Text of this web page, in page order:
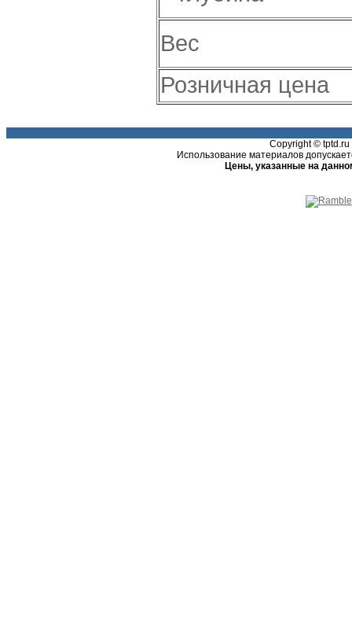
Вес
Розничная цена
Copyright ©
Использование материалов
Цены, указанные на